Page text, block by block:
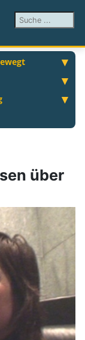
Suchen ...
über